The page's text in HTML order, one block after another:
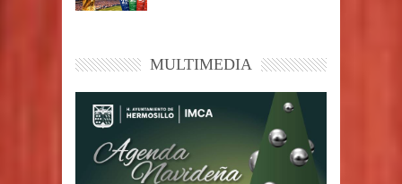
MULTIMEDIA